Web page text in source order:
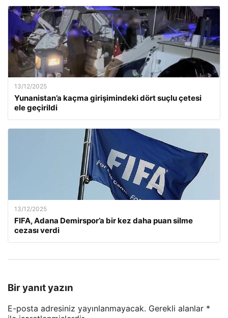
13/12/2025
Yunanistan’a kaçma girişimindeki dört suçlu çetesi
ele geçirildi
13/12/2025
FIFA, Adana Demirspor’a bir kez daha puan silme
cezası verdi
Bir yanıt yazın
E-posta adresiniz yayınlanmayacak. Gerekli alanlar *